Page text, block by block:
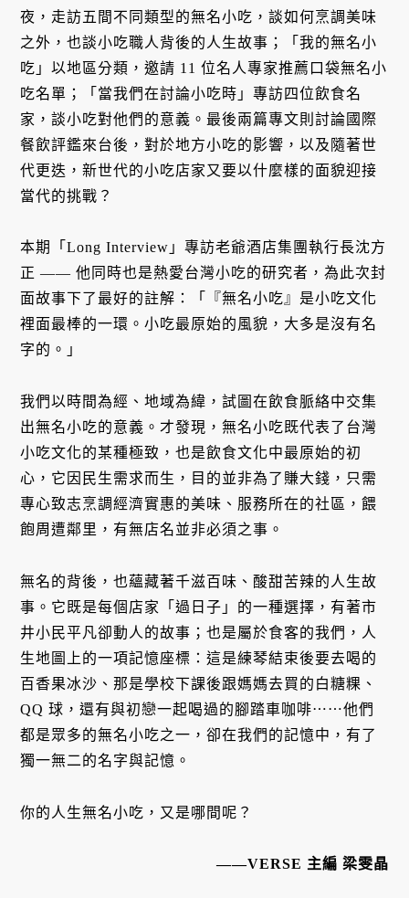
夜，走訪五間不同類型的無名小吃，談如何烹調美味
之外，也談小吃職人背後的人生故事；「我的無名小
吃」以地區分類，邀請 11 位名人專家推薦口袋無名小
吃名單；「當我們在討論小吃時」專訪四位飲食名
家，談小吃對他們的意義。最後兩篇專文則討論國際
餐飲評鑑來台後，對於地方小吃的影響，以及隨著世
代更迭，新世代的小吃店家又要以什麼樣的面貌迎接
當代的挑戰？
本期「Long Interview」專訪老爺酒店集團執行長沈方
正 —— 他同時也是熱愛台灣小吃的研究者，為此次封
面故事下了最好的註解：「『無名小吃』是小吃文化
裡面最棒的一環。小吃最原始的風貌，大多是沒有名
字的。」
我們以時間為經、地域為緯，試圖在飲食脈絡中交集
出無名小吃的意義。才發現，無名小吃既代表了台灣
小吃文化的某種極致，也是飲食文化中最原始的初
心，它因民生需求而生，目的並非為了賺大錢，只需
專心致志烹調經濟實惠的美味、服務所在的社區，餵
飽周遭鄰里，有無店名並非必須之事。
無名的背後，也蘊藏著千滋百味、酸甜苦辣的人生故
事。它既是每個店家「過日子」的一種選擇，有著市
井小民平凡卻動人的故事；也是屬於食客的我們，人
生地圖上的一項記憶座標：這是練琴結束後要去喝的
百香果冰沙、那是學校下課後跟媽媽去買的白糖粿、
QQ 球，還有與初戀一起喝過的腳踏車咖啡⋯⋯他們
都是眾多的無名小吃之一，卻在我們的記憶中，有了
獨一無二的名字與記憶。
你的人生無名小吃，又是哪間呢？
——VERSE 主編 梁雯晶